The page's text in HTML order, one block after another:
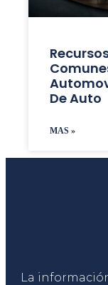
De Auto
MAS »
La